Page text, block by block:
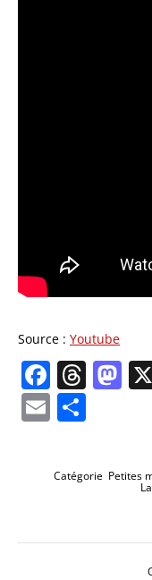
Source : Youtube
Email
Catégorie Petites
Navigation